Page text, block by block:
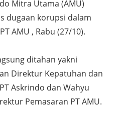
Mitra Utama (AMU)
dugaan korupsi dalam
AMU , Rabu (27/10).
ditahan yakni
Direktur Kepatuhan dan
Askrindo dan Wahyu
Pemasaran PT AMU.